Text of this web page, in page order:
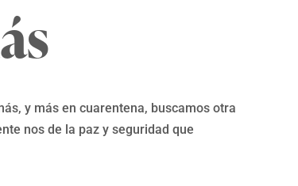
y más en cuarentena, buscamos otra
nos de la paz y seguridad que